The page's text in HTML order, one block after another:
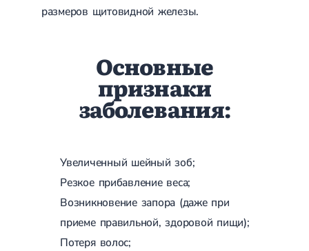
размеров щитовидной железы.
Основные
признаки
заболевания:
Увеличенный шейный зоб;
Резкое прибавление веса;
Возникновение запора (даже при
приеме правильной, здоровой пищи);
Потеря волос;